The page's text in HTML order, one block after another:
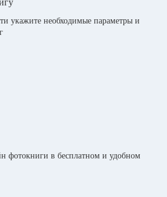
укажите необходимые параметры и
фотокниги в бесплатном и удобном